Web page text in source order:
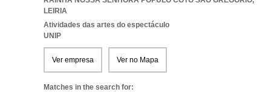
LEIRIA
Atividades das artes do espectáculo
UNIP
Ver empresa Ver no Mapa
Matches in the search for: